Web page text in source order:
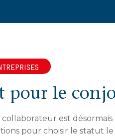
pour le
est
pour choisir le statut